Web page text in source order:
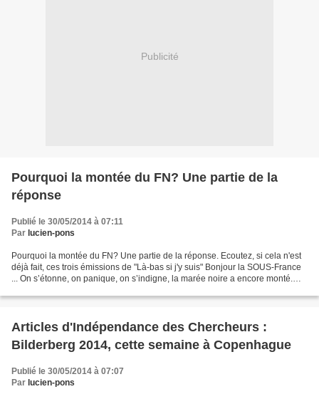
Publicité
Pourquoi la montée du FN? Une partie de la
réponse
Publié le 30/05/2014 à 07:11
Par lucien-pons
Pourquoi la montée du FN? Une partie de la réponse. Ecoutez, si cela n'est
déjà fait, ces trois émissions de "Là-bas si j'y suis" Bonjour la SOUS-France
... On s’étonne, on panique, on s’indigne, la marée noire a encore monté.
Articles d'Indépendance des Chercheurs :
Bilderberg 2014, cette semaine à Copenhague
Publié le 30/05/2014 à 07:07
Par lucien-pons